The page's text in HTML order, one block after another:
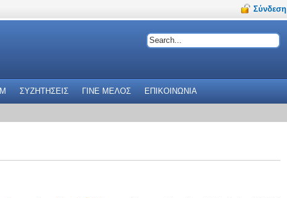
Σύνδεση
ΣΥΖΗΤΗΣΕΙΣ ΓΙΝΕ ΜΕΛΟΣ ΕΠΙΚΟΙΝΩΝΙΑ